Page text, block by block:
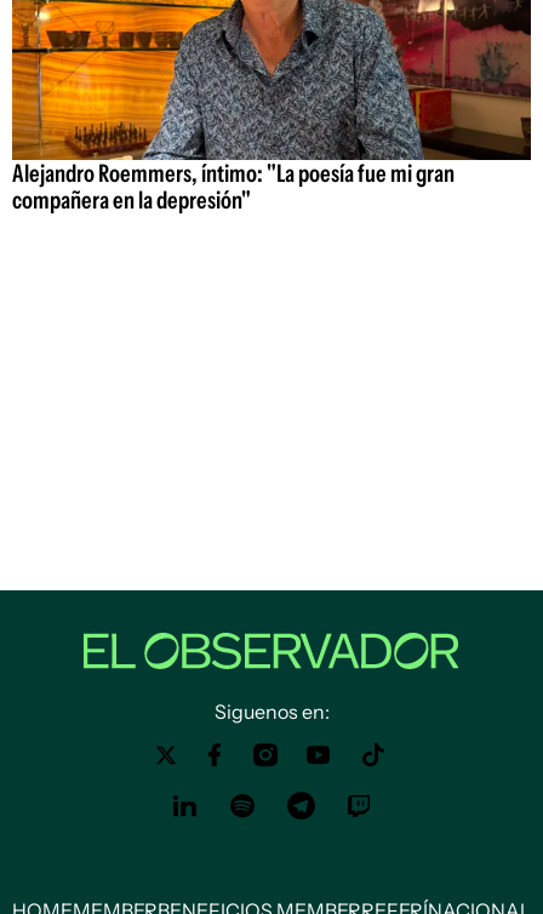
Alejandro Roemmers, íntimo: "La poesía fue mi gran
compañera en la depresión"
Siguenos en: